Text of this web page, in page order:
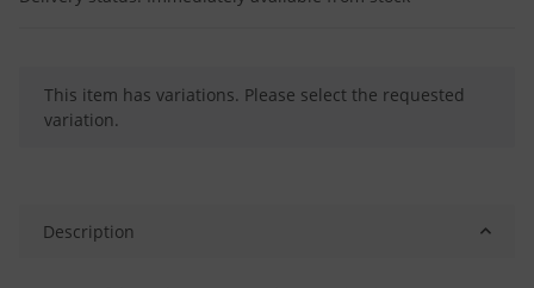
x
This item has variations. Please select the requested
variation.
Description